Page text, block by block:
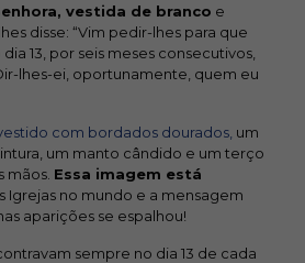
vestida de branco e
disse: “Vim pedir-lhes para que
13, por seis meses consecutivos,
lhes-ei, oportunamente, quem eu
com bordados dourados, um
um manto cândido e um terço
mãos. Essa imagem está
Igrejas no mundo e a mensagem
aparições se espalhou!
sempre no dia 13 de cada